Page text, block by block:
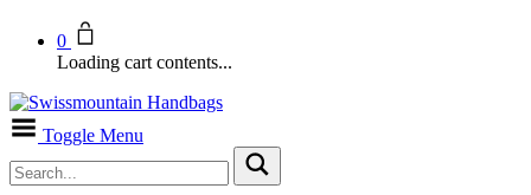
0
Loading cart contents...
Toggle Menu